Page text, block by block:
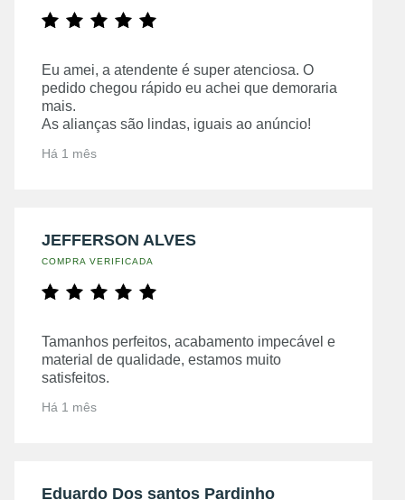
Eu amei, a atendente é super atenciosa. O
pedido chegou rápido eu achei que demoraria
mais.
As alianças são lindas, iguais ao anúncio!
Há 1 mês
JEFFERSON ALVES
COMPRA VERIFICADA
Tamanhos perfeitos, acabamento impecável e
material de qualidade, estamos muito
satisfeitos.
Há 1 mês
Eduardo Dos santos Pardinho